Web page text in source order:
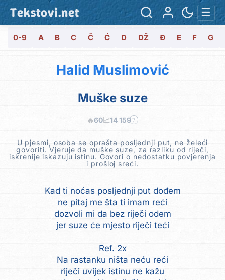
Tekstovi.net ☰
0-9 A B C Č Ć D DŽ Đ E F G
Halid Muslimović
Muške suze
🔥60📈14 159 ?
U pjesmi, osoba se oprašta posljednji put, ne želeći
govoriti. Vjeruje da muške suze, za razliku od riječi,
iskrenije iskazuju istinu. Govori o nedostatku povjerenja
i prošloj sreći.
Kad ti noćas posljednji put dođem
ne pitaj me šta ti imam reći
dozvoli mi da bez riječi odem
jer suze će mjesto riječi teći
Ref. 2x
Na rastanku ništa neću reći
riječi uvijek istinu ne kažu